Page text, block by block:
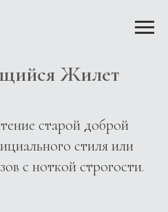
Жилет
старой доброй
стиля или
с ноткой строгости.